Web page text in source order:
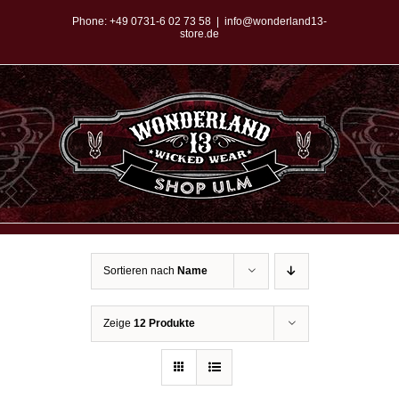
springen
Phone: +49 0731-6 02 73 58
info@wonderland13-
store.de
Sortieren nach Name
Zeige 12 Produkte